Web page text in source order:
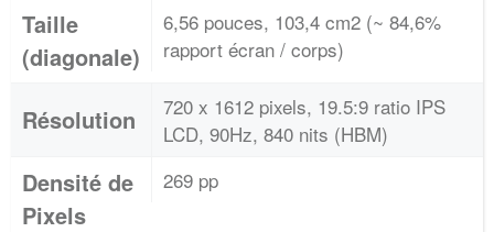
Taille
(diagonale)
6,56 pouces, 103,4 cm2 (~ 84,6%
rapport écran / corps)
Résolution
720 x 1612 pixels, 19.5:9 ratio IPS
LCD, 90Hz, 840 nits (HBM)
Densité de
Pixels
269 pp